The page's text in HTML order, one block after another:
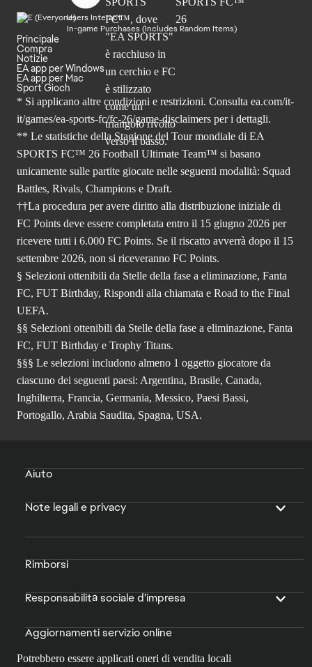
Users Interact
In-game Purchases (Includes Random Items)
Principale
Compra
Notizie
EA app per Windows
EA app per Mac
Sport Gioch
* Si applicano altre condizioni e restrizioni. Consulta ea.com/it-
it/games/ea-sports-fc/fc-26/game-disclaimers per i dettagli.
** Le statistiche della Stagione del Tour mondiale di EA
SPORTS FC™ 26 Football Ultimate Team™ si basano
unicamente sulle partite giocate nelle seguenti modalità: Squad
Battles, Rivals, Champions e Draft.
††La procedura per avere diritto alla distribuzione iniziale di
FC Points deve essere completata entro il 15 giugno 2026 per
ricevere tutti i 6.000 FC Points. Se il riscatto avverrà dopo il 15
settembre 2026, non si riceveranno FC Points.
§ Selezioni ottenibili da Stelle della fase a eliminazione, Fanta
FC, FUT Birthday, Rispondi alla chiamata e Road to the Final
UEFA.
§§ Selezioni ottenibili da Stelle della fase a eliminazione, Fanta
FC, FUT Birthday e Trophy Titans.
§§§ Le selezioni includono almeno 1 oggetto giocatore da
ciascuno dei seguenti paesi: Argentina, Brasile, Canada,
Inghilterra, Francia, Germania, Messico, Paesi Bassi,
Portogallo, Arabia Saudita, Spagna, USA.
Aiuto
Note legali e privacy
Rimborsi
Responsabilità sociale d'impresa
Aggiornamenti servizio online
Potrebbero essere applicati oneri di vendita locali